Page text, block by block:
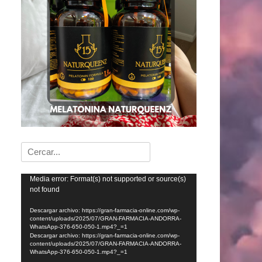
Buscar:
Reproductor
Media error: Format(s) not supported or source(s)
not found
Descargar archivo: https://gran-farmacia-online.com/wp-
content/uploads/2025/07/GRAN-FARMACIA-ANDORRA-
WhatsApp-376-650-050-1.mp4?_=1
Descargar archivo: https://gran-farmacia-online.com/wp-
content/uploads/2025/07/GRAN-FARMACIA-ANDORRA-
WhatsApp-376-650-050-1.mp4?_=1